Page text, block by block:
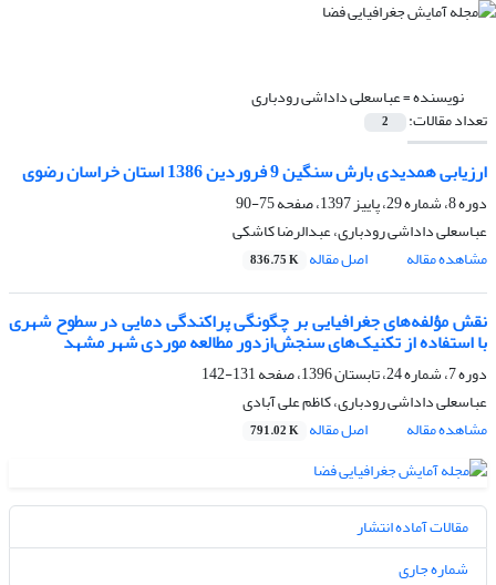
نویسنده =عباسعلی داداشی رودباری
تعداد مقالات: 2
ارزیابی همدیدی بارش سنگین 9 فروردین 1386 استان خراسان رضوی
دوره 8، شماره 29، پاییز 1397، صفحه
75-90
عباسعلی داداشی رودباری، عبدالرضا کاشکی
مشاهده مقاله
اصل مقاله 836.75 K
نقش مؤلفه‌های جغرافیایی بر چگونگی پراکندگی دمایی در سطوح شهری
با استفاده از تکنیک‌های سنجش‌ازدور مطالعه موردی شهر مشهد
دوره 7، شماره 24، تابستان 1396، صفحه
131-142
عباسعلی داداشی رودباری، کاظم علی آبادی
مشاهده مقاله
اصل مقاله 791.02 K
مقالات آماده انتشار
شماره جاری